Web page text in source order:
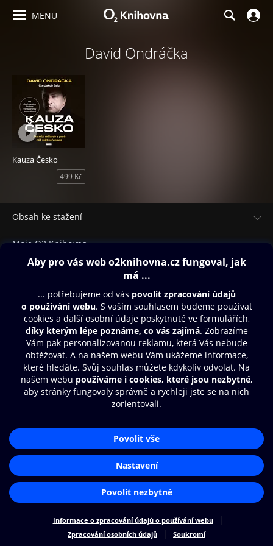
MENU
David Ondráčka
Kauza Česko
499 Kč
Obsah ke stažení
Moje O2 Knihovna
Další zábava
© O2 Czech Republic a.s.
Nákupní řád
Přístupnost
Zásady zpracování osobních údajů
Cookies
Aplikace O2 Knihovna
Čti a poslouchej své e-knihy a
audioknihy rychleji a pohodlněji.